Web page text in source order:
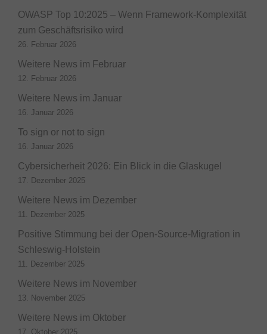
OWASP Top 10:2025 – Wenn Framework-Komplexität
zum Geschäftsrisiko wird
26. Februar 2026
Weitere News im Februar
12. Februar 2026
Weitere News im Januar
16. Januar 2026
To sign or not to sign
16. Januar 2026
Cybersicherheit 2026: Ein Blick in die Glaskugel
17. Dezember 2025
Weitere News im Dezember
11. Dezember 2025
Positive Stimmung bei der Open-Source-Migration in
Schleswig-Holstein
11. Dezember 2025
Weitere News im November
13. November 2025
Weitere News im Oktober
17. Oktober 2025